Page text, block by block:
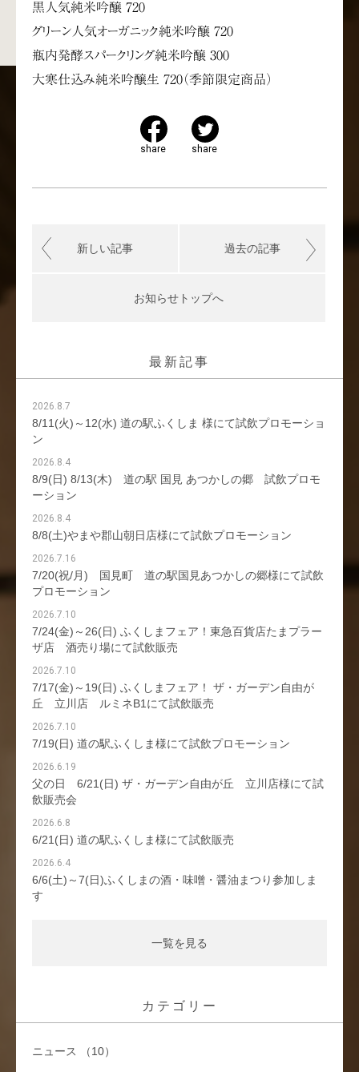
黒人気純米吟醸 720
グリーン人気オーガニック純米吟醸 720
瓶内発酵スパークリング純米吟醸 300
大寒仕込み純米吟醸生 720（季節限定商品）
share share
新しい記事
お知らせトップへ
過去の記事
最新記事
2026.8.7
8/11(火)～12(水) 道の駅ふくしま 様にて試飲プロモーショ
ン
2026.8.4
8/9(日) 8/13(木) 道の駅 国見 あつかしの郷 試飲プロモ
ーション
2026.8.4
8/8(土)やまや郡山朝日店様にて試飲プロモーション
2026.7.16
7/20(祝/月) 国見町 道の駅国見あつかしの郷様にて試飲
プロモーション
2026.7.10
7/24(金)～26(日) ふくしまフェア！東急百貨店たまプラー
ザ店 酒売り場にて試飲販売
2026.7.10
7/17(金)～19(日) ふくしまフェア！ ザ・ガーデン自由が
丘 立川店 ルミネB1にて試飲販売
2026.7.10
7/19(日) 道の駅ふくしま様にて試飲プロモーション
2026.6.19
父の日 6/21(日) ザ・ガーデン自由が丘 立川店様にて試
飲販売会
2026.6.8
6/21(日) 道の駅ふくしま様にて試飲販売
2026.6.4
6/6(土)～7(日)ふくしまの酒・味噌・醤油まつり参加しま
す
一覧を見る
カテゴリー
ニュース （10）